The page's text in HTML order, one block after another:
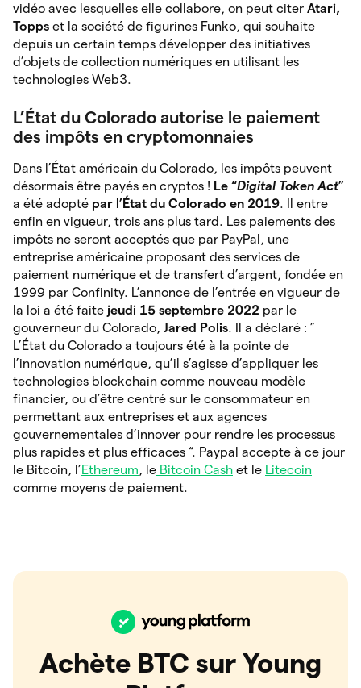
vidéo avec lesquelles elle collabore, on peut citer Atari,
Topps et la société de figurines Funko, qui souhaite
depuis un certain temps développer des initiatives
d’objets de collection numériques en utilisant les
technologies Web3.
L’État du Colorado autorise le paiement
des impôts en cryptomonnaies
Dans l’État américain du Colorado, les impôts peuvent
désormais être payés en cryptos ! Le “Digital Token Act”
a été adopté par l’État du Colorado en 2019. Il
entre
enfin en vigueur, trois ans plus tard. Les paiements des
impôts ne seront acceptés que par PayPal, une
entreprise américaine proposant des services de
paiement numérique et de transfert d’argent, fondée en
1999 par Confinity. L’annonce de l’entrée en vigueur de
la loi a été faite jeudi 15 septembre 2022 par le
gouverneur du Colorado, Jared Polis. Il a déclaré : ”
L’État du Colorado a toujours été à la pointe de
l’innovation numérique, qu’il s’agisse d’appliquer les
technologies blockchain comme nouveau modèle
financier, ou d’être centré sur le consommateur en
permettant aux entreprises et aux agences
gouvernementales d’innover pour rendre les processus
plus rapides et plus efficaces “. Paypal accepte à ce jour
le Bitcoin, l’Ethereum, le Bitcoin Cash et le Litecoin
comme moyens de paiement.
Achète BTC sur Young